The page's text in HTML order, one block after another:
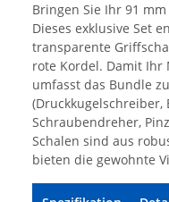
Bringen Sie Ihr 91
Dieses exklusive Set
transparente
rote Kordel. Damit Ihr
umfasst das Bundle
(Druckkugelschreiber,
Schraubendreher,
Schalen sind aus
bieten die gewohnte